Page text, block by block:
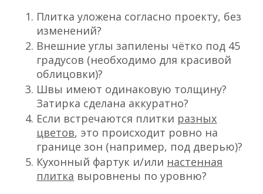
Плитка уложена согласно проекту, без
изменений?
Внешние углы запилены чётко под 45
градусов (необходимо для красивой
облицовки)?
Швы имеют одинаковую толщину?
Затирка сделана аккуратно?
Если встречаются плитки разных
цветов, это происходит ровно на
границе зон (например, под дверью)?
Кухонный фартук и/или настенная
плитка выровнены по уровню?